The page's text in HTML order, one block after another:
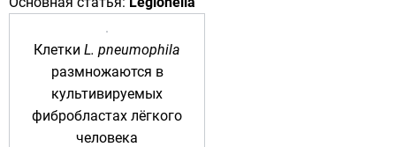
Клетки L. pneumophila
размножаются в
культивируемых
фибробластах лёгкого
человека